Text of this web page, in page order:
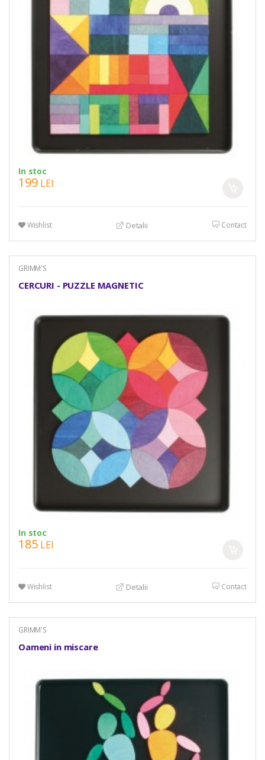
In stoc
199 LEI
Wishlist Detalii Contact
GRIMM'S
CERCURI - PUZZLE MAGNETIC
In stoc
185 LEI
Wishlist Detalii Contact
GRIMM'S
Oameni in miscare